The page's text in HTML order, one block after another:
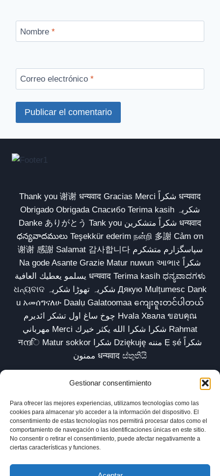
Gestionar consentimiento
Para ofrecer las mejores experiencias, utilizamos tecnologías como las
cookies para almacenar y/o acceder a la información del dispositivo. El
consentimiento de estas tecnologías nos permitirá procesar datos como el
comportamiento de navegación o las identificaciones únicas en este sitio.
No consentir o retirar el consentimiento, puede afectar negativamente a
ciertas características y funciones.
Nombre *
Correo electrónico *
Thank you 谢谢 धन्यवाद Gracias Merci شكراً धन्यवाद
Obrigado Obrigada Спасибо Terima kasih شکریہ
Danke ありがとう Tank you شكراً متشكرين धन्यवाद
ధన్యవాదములు Teşekkür ederim நன்றி 多謝 Cảm ơn
谢谢 感謝 Salamat 감사합니다 سپاسگزارم متشکرم
Na gode Asante Grazie Matur nuwun આભાર شكراً
يسلمو يعطيك العافية धन्यवाद Terima kasih ಧನ್ಯವಾದಗಳು
ଧନ୍ୟବାଦ شکریہ تھوڑا شکریہ Дякую Mulțumesc Dank
u አመሰግናለሁ Daalụ Galatoomaa ကျေးဇူးတင်ပါတယ်
چوخ ساغ اول تشکر ائدیرم Hvala Хвала ขอบคุณ
مهرباني Merci شكرا شكرا الله يكثر خيرك Rahmat
नന്ദि Matur sokkor شكرا Dziękuję مننه Ẹ ṣé شكراً
ممنون धन्यवाद ස්තුතියි
Inicio Biblioteca Parábolas TV
Comunidad
Esencia
Blog
Política de privacidad
Aviso legal
Política de cookies (UE)